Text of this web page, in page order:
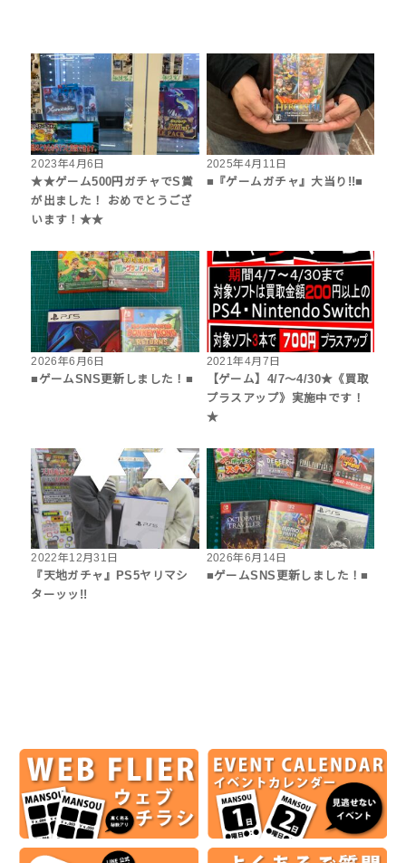
2023年4月6日
★★ゲーム500円ガチャでS賞
が出ました！ おめでとうござ
います！★★
2025年4月11日
■『ゲームガチャ』大当り!!■
2026年6月6日
■ゲームSNS更新しました！■
2021年4月7日
【ゲーム】4/7～4/30★《買取
プラスアップ》実施中です！
★
2022年12月31日
『天地ガチャ』PS5ヤリマシ
ターッッ!!
2026年6月14日
■ゲームSNS更新しました！■